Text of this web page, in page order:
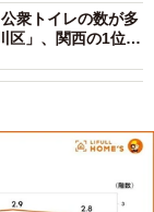
衆トイレの数が多
区」、関西の1位